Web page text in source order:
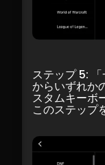
ステップ 5:
からいずれか
スタムキーボ
このステップ